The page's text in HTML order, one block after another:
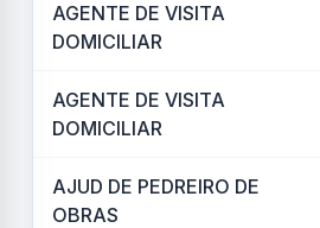
AGENTE DE VISITA
DOMICILIAR
AGENTE DE VISITA
DOMICILIAR
AJUD DE PEDREIRO DE
OBRAS